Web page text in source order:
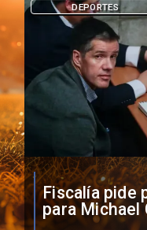
Fiscalía pide
para Michael
DEPORTES